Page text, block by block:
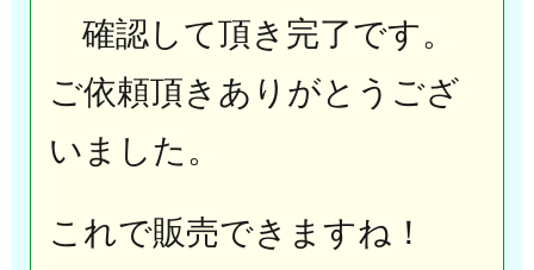
確認して頂き完了です。
ご依頼頂きありがとうござ
いました。
これで販売できますね！